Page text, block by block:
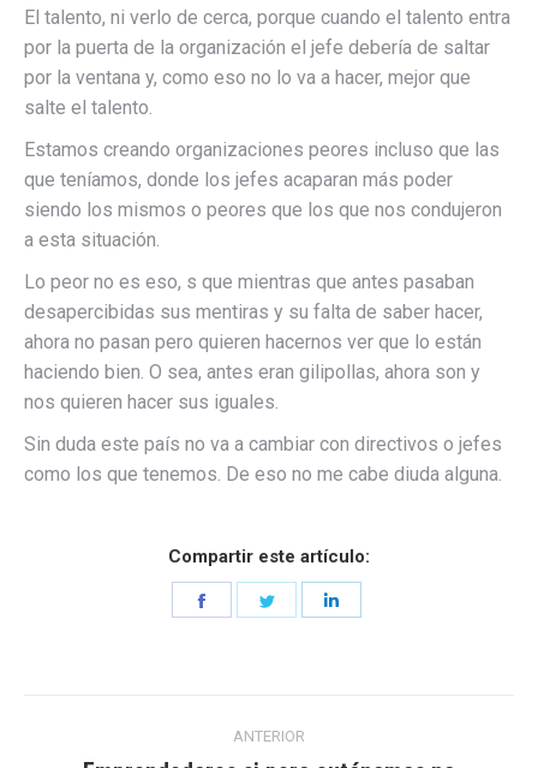
El talento, ni verlo de cerca, porque cuando el talento entra
por la puerta de la organización el jefe debería de saltar
por la ventana y, como eso no lo va a hacer, mejor que
salte el talento.
Estamos creando organizaciones peores incluso que las
que teníamos, donde los jefes acaparan más poder
siendo los mismos o peores que los que nos condujeron
a esta situación.
Lo peor no es eso, s que mientras que antes pasaban
desapercibidas sus mentiras y su falta de saber hacer,
ahora no pasan pero quieren hacernos ver que lo están
haciendo bien. O sea, antes eran gilipollas, ahora son y
nos quieren hacer sus iguales.
Sin duda este país no va a cambiar con directivos o jefes
como los que tenemos. De eso no me cabe diuda alguna.
Compartir este artículo:
Share
ANTERIOR